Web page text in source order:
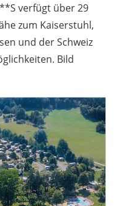
verfügt über 29
zum Kaiserstuhl,
und der Schweiz
Bild